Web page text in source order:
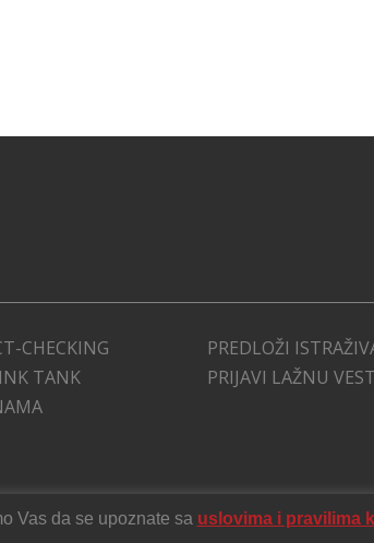
CHECKING
TANK
PREDLOŽI
PRIJAVI LAŽNU VEST
Vas da se upoznate sa uslovima i pravilima